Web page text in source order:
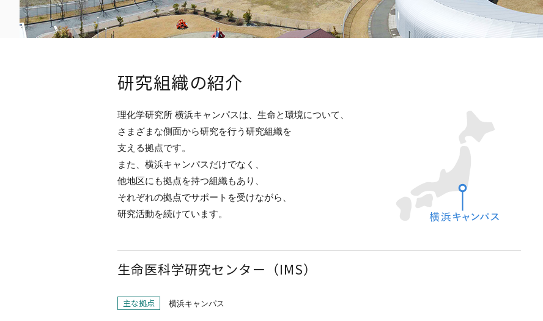
研究組織の紹介
理化学研究所 横浜キャンパスは、生命と環境について、
さまざまな側面から研究を行う研究組織を
支える拠点です。
また、横浜キャンパスだけでなく、
他地区にも拠点を持つ組織もあり、
それぞれの拠点でサポートを受けながら、
研究活動を続けています。
生命医科学研究センター（IMS）
主な拠点 横浜キャンパス